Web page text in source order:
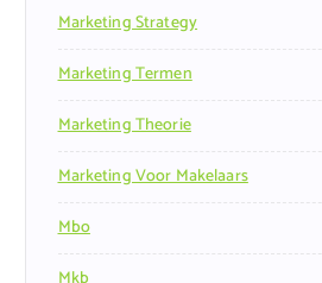
Marketing Strategy
Marketing Termen
Marketing Theorie
Marketing Voor Makelaars
Mbo